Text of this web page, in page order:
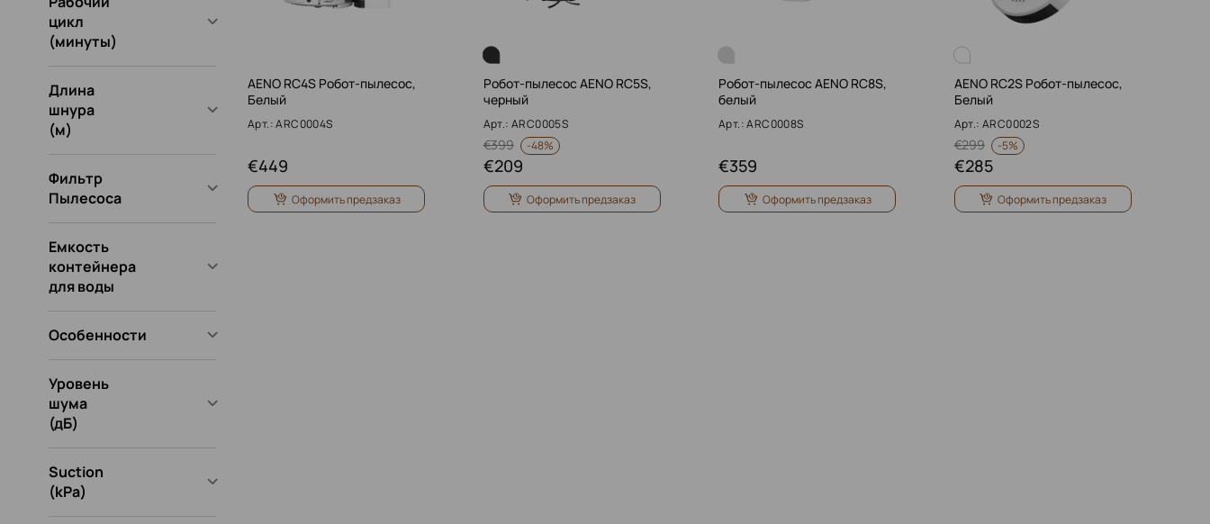
цикл
(минуты)
Длина
шнура
(м)
Фильтр
Пылесоса
Емкость
контейнера
для воды
Особенности
Уровень
шума
(дБ)
Suction
(kPa)
AENO RC4S Робот-пылесос,
Белый
Арт.: ARC0004S
449
€
Оформить предзаказ
Робот-пылесос AENO RC5S,
черный
Арт.: ARC0005S
399
€ -48%
209
€
Оформить предзаказ
Робот-пылесос AENO RC8S,
белый
Арт.: ARC0008S
359
€
Оформить предзаказ
AENO RC2S Робот-пылесос,
Белый
Арт.: ARC0002S
299
€ -5%
285
€
Оформить предзаказ